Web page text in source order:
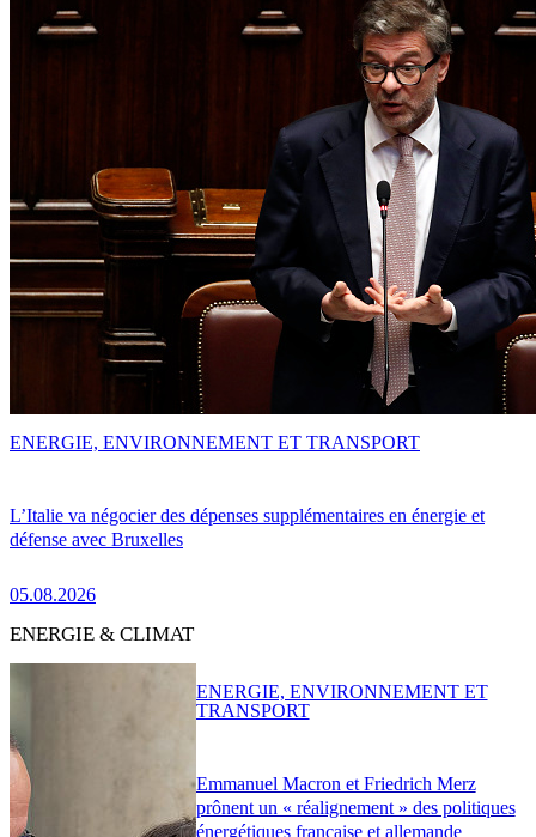
L’Italie va négocier des dépenses supplémentaires en énergie et
défense avec Bruxelles
05.08.2026
ENERGIE, ENVIRONNEMENT ET TRANSPORT
ENERGIE & CLIMAT
Emmanuel Macron et Friedrich Merz
prônent un « réalignement » des politiques
énergétiques française et allemande
ENERGIE, ENVIRONNEMENT ET
TRANSPORT